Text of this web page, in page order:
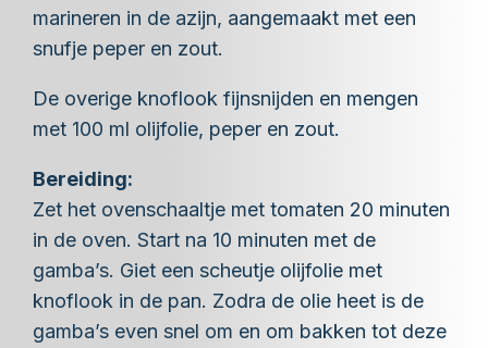
marineren in de azijn, aangemaakt met een
snufje peper en zout.
De overige knoflook fijnsnijden en mengen
met 100 ml olijfolie, peper en zout.
Bereiding:
Zet het ovenschaaltje met tomaten 20 minuten
in de oven. Start na 10 minuten met de
gamba’s. Giet een scheutje olijfolie met
knoflook in de pan. Zodra de olie heet is de
gamba’s even snel om en om bakken tot deze